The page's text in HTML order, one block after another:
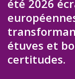
été 2026
étuves et
certitudes.